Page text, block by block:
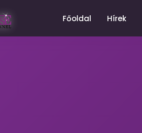
Főoldal Hírek